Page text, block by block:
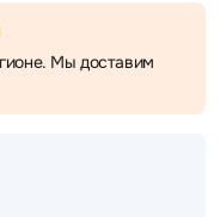
Мы доставим